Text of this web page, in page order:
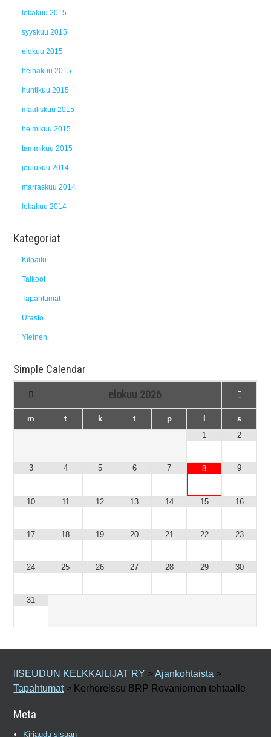
lokakuu 2015
syyskuu 2015
elokuu 2015
heinäkuu 2015
huhtikuu 2015
maaliskuu 2015
helmikuu 2015
tammikuu 2015
joulukuu 2014
marraskuu 2014
lokakuu 2014
Kategoriat
Kilpailu
Talkoot
Tapahtumat
Urasto
Yleinen
Simple Calendar
elokuu 2026
m t k t p
s
1
2
3 4 5 6 7 8 9
10 11 12 13 14 15 16
17 18 19 20 21 22 23
24 25 26 27 28 29 30
31
IISEUDUN KELKKAILIJAT RY >Ajankohtaista >
Tapahtumat> Kerhoreissu BRP Rovaniemen tehtaalle
Meta
Kirjaudu sisään